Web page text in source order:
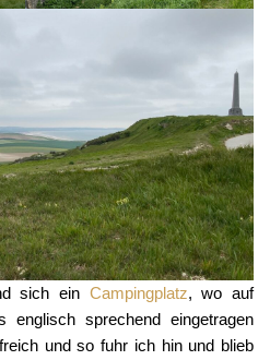
sich ein Campingplatz, wo auf
englisch sprechend eingetragen
und so fuhr ich hin und blieb